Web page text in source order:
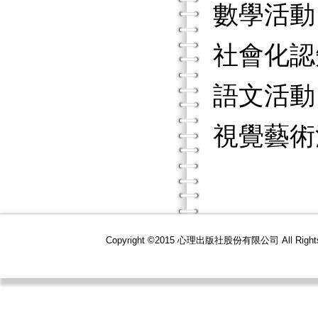
數學活動
社會化
語文活動
視覺藝
Copyright ©2015 心理出版社股份有限公司 All